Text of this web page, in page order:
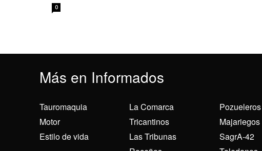
0
Más en Informados
Tauromaquia
Motor
Estilo de vida
La Comarca
Tricantinos
Las Tribunas
Pozueleros
Majariegos
SagrA-42